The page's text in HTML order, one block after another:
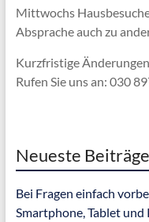
Mittwochs
Abspracheauch zu
Kurzfristige
Rufen Sie uns an: 030
Neueste Beiträge
Bei Fragen einfach
Smartphone, Tablet und